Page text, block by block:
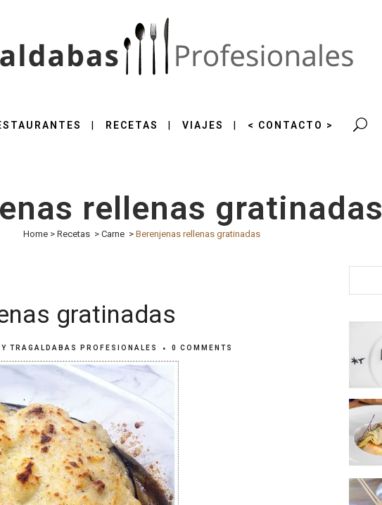
RECETAS VIAJES < CONTACTO >
rellenas gratinadas
Home> Recetas > Carne > Berenjenas rellenas gratinadas
gratinadas
TRAGALDABAS PROFESIONALES 0 COMMENTS